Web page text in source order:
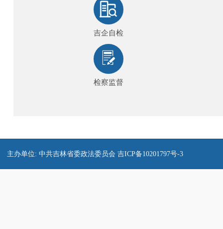
吉企自检
检察监督
主办单位: 中共吉林省委政法委员会 吉ICP备10201797号-3